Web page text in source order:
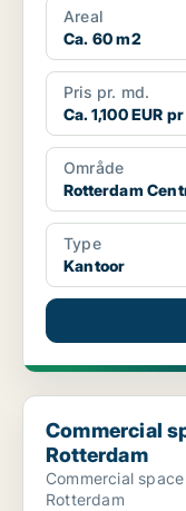
Areal
Ca. 60 m2
Pris pr. md.
Ca. 1,100 EUR
Område
Rotterdam
Type
Kantoor
Commercial space in
Commercial
Rotterdam
Commercial
Rotterdam